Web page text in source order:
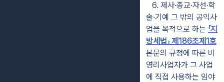
6. 제사·종교·자선·학
술·기예 그 밖의 공익사
업을 목적으로 하는 「지
방세법」 제186조제1호
본문의 규정에 따른 비
영리사업자가 그 사업
에 직접 사용하는 임야